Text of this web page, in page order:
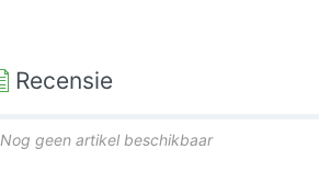
Recensie
Nog geen artikel beschikbaar